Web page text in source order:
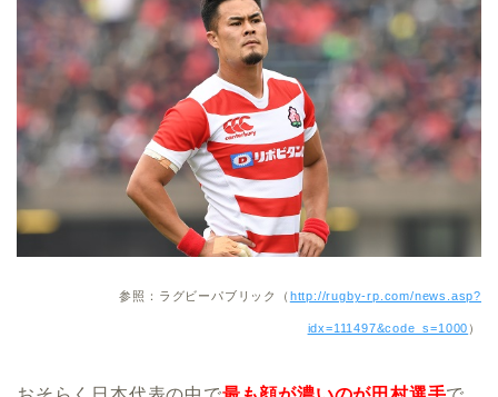
参照：ラグビーパブリック（ http://rugby-rp.com/news.asp?
idx=111497&code_s=1000 ）